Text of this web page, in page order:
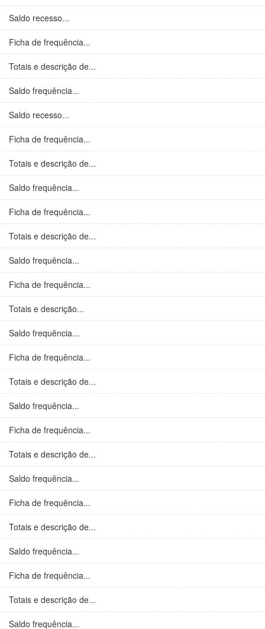
Saldo recesso...
Ficha de frequência...
Totais e descrição de...
Saldo frequência...
Saldo recesso...
Ficha de frequência...
Totais e descrição de...
Saldo frequência...
Ficha de frequência...
Totais e descrição de...
Saldo frequência...
Ficha de frequência...
Totais e descrição...
Saldo frequência...
Ficha de frequência...
Totais e descrição de...
Saldo frequência...
Ficha de frequência...
Totais e descrição de...
Saldo frequência...
Ficha de frequência...
Totais e descrição de...
Saldo frequência...
Ficha de frequência...
Totais e descrição de...
Saldo frequência...